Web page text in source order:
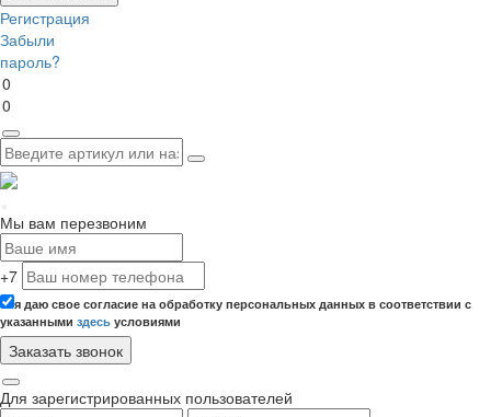
Регистрация
Забыли
пароль?
0
0
Мы вам перезвоним
+7
я даю свое согласие на обработку персональных данных в соответствии с
указанными здесь условиями
Для зарегистрированных пользователей